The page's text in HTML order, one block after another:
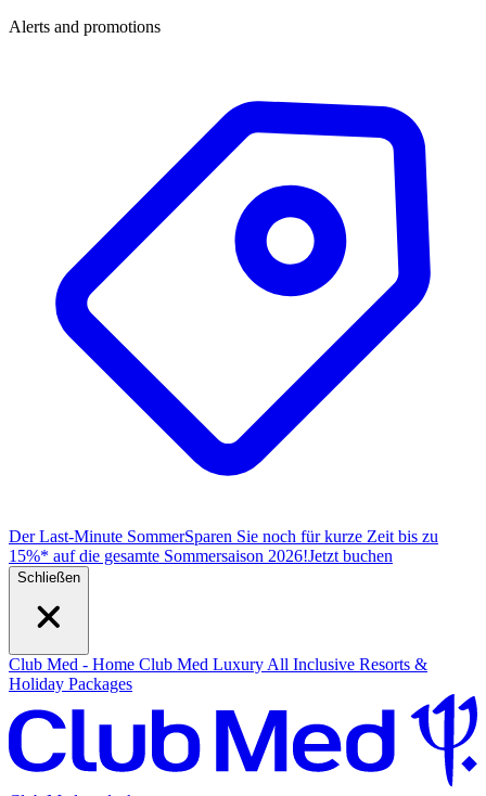
Alerts and promotions
Der Last-Minute SommerSparen Sie noch für kurze Zeit bis zu
15%* auf die gesamte Sommersaison 2026!Jetzt buchen
Schließen
Club Med - Home Club Med Luxury All Inclusive Resorts &
Holiday Packages